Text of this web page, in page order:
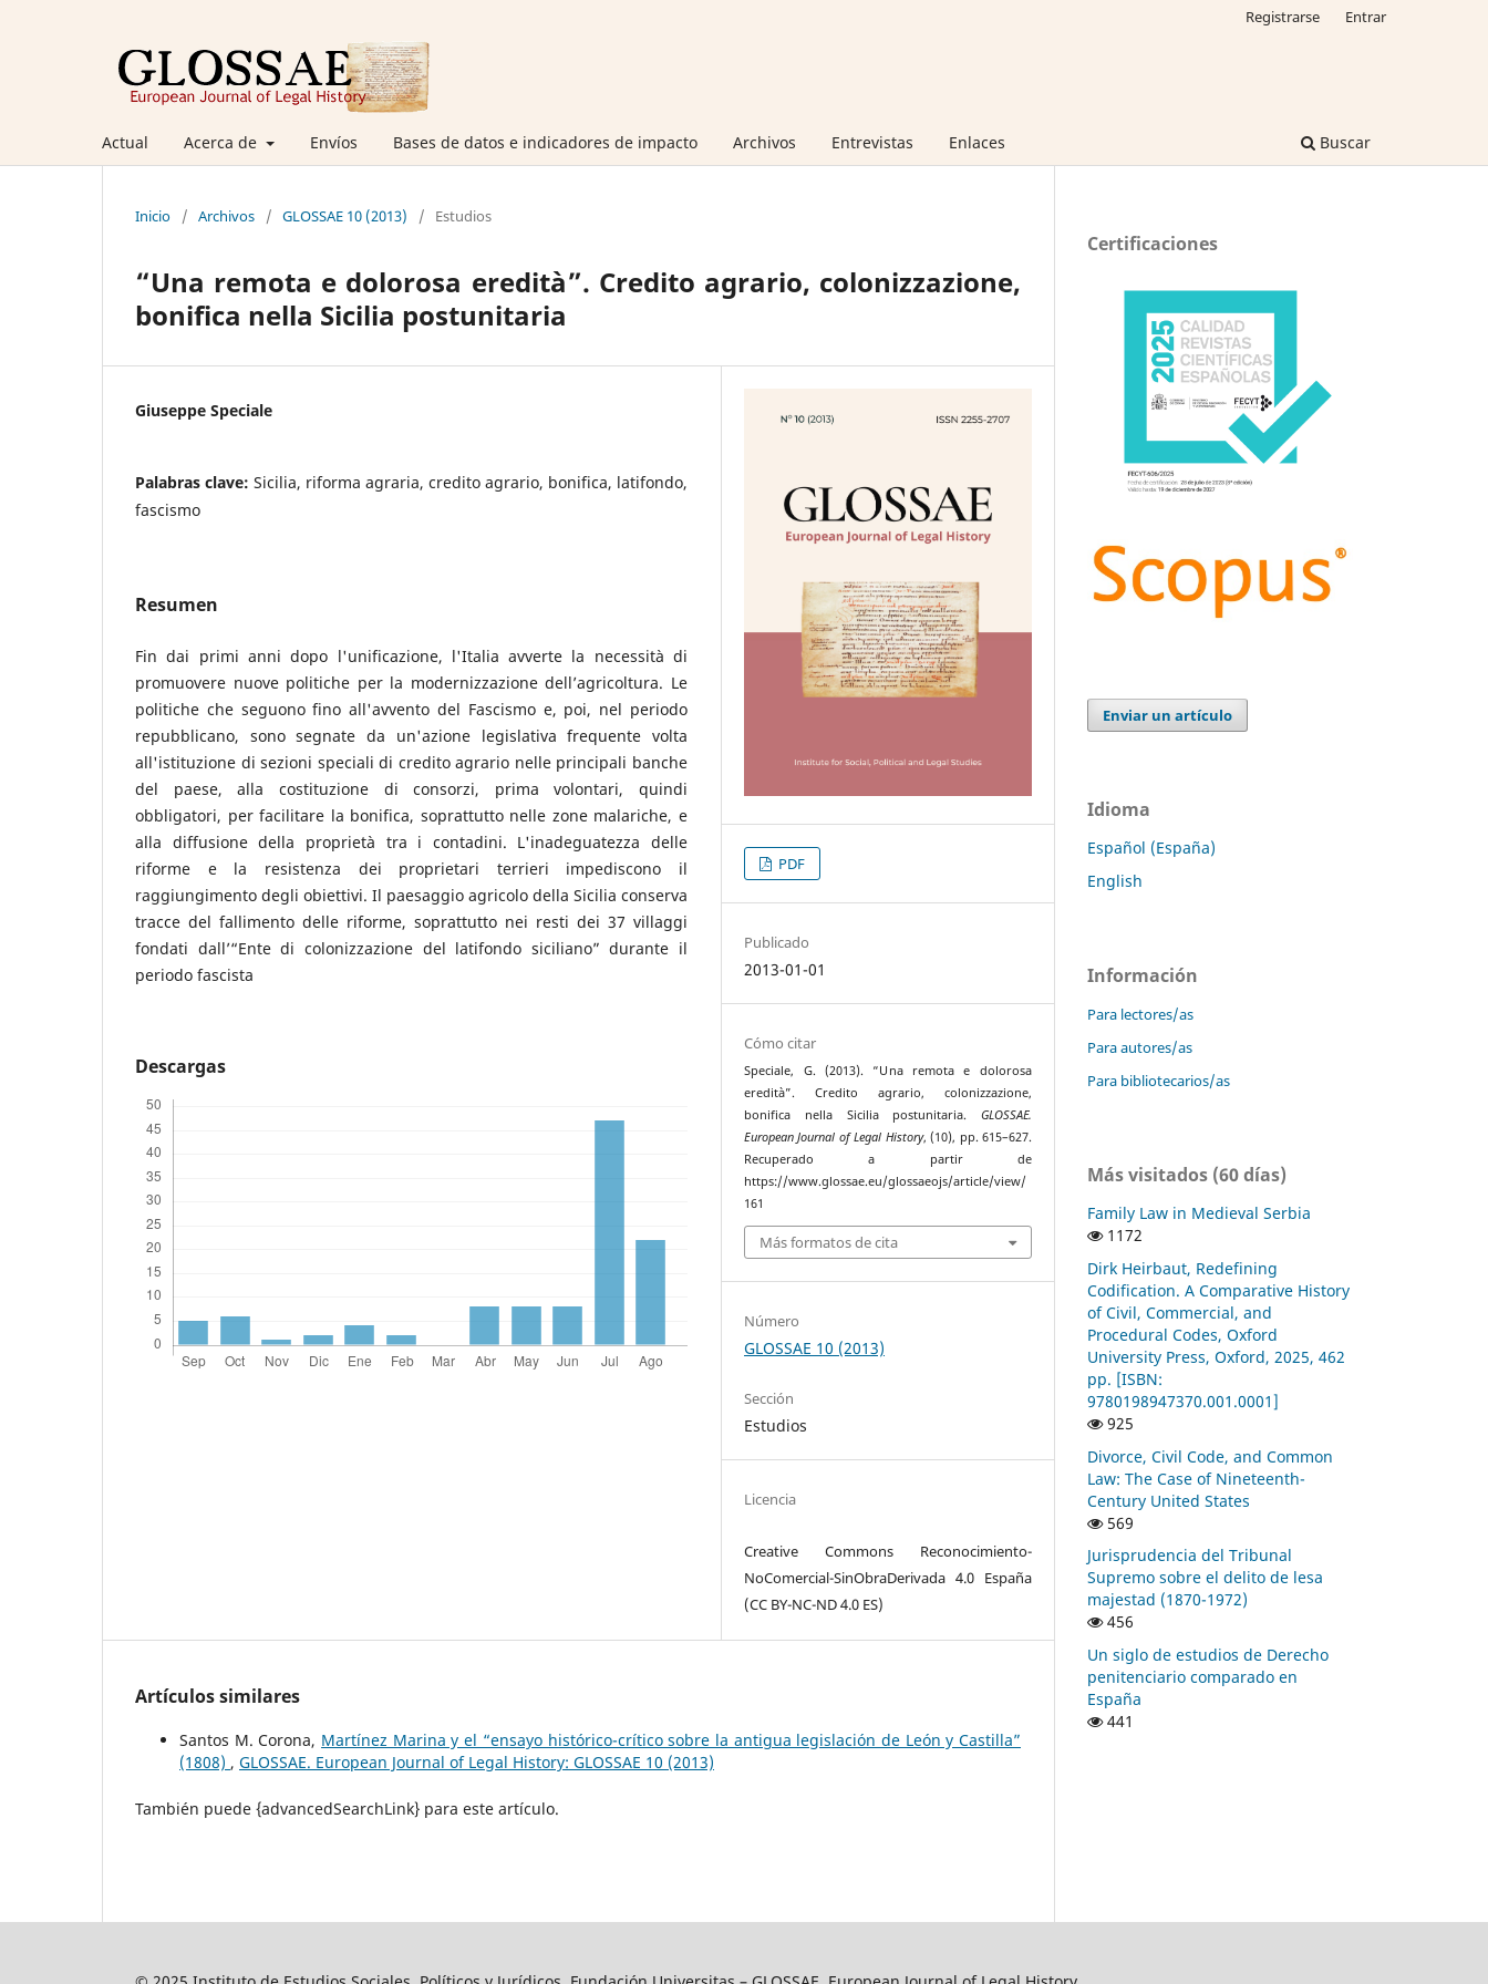
Actual Acerca de Envíos Bases de datos e indicadores de impacto Archivos Entrevistas Enlaces Buscar
Registrarse Entrar
Inicio / Archivos / GLOSSAE 10 (2013) / Estudios
“Una remota e dolorosa eredità”. Credito agrario, colonizzazione,
bonifica nella Sicilia postunitaria
Giuseppe Speciale
Palabras clave: Sicilia, riforma agraria, credito agrario, bonifica, latifondo,
fascismo
Resumen
Fin dai primi anni dopo l'unificazione, l'Italia avverte la necessità di
promuovere nuove politiche per la modernizzazione dell’agricoltura. Le
politiche che seguono fino all'avvento del Fascismo e, poi, nel periodo
repubblicano, sono segnate da un'azione legislativa frequente volta
all'istituzione di sezioni speciali di credito agrario nelle principali banche
del paese, alla costituzione di consorzi, prima volontari, quindi
obbligatori, per facilitare la bonifica, soprattutto nelle zone malariche, e
alla diffusione della proprietà tra i contadini. L'inadeguatezza delle
riforme e la resistenza dei proprietari terrieri impediscono il
raggiungimento degli obiettivi. Il paesaggio agricolo della Sicilia conserva
tracce del fallimento delle riforme, soprattutto nei resti dei 37 villaggi
fondati dall’“Ente di colonizzazione del latifondo siciliano” durante il
periodo fascista
Descargas
PDF
Publicado
2013-01-01
Cómo citar
Speciale, G. (2013). “Una remota e dolorosa
eredità”. Credito agrario, colonizzazione,
bonifica nella Sicilia postunitaria. GLOSSAE.
European Journal of Legal History, (10), pp. 615–627.
Recuperado a partir de
https://www.glossae.eu/glossaeojs/article/view/
161
Más formatos de cita
Número
GLOSSAE 10 (2013)
Sección
Estudios
Licencia
Creative Commons Reconocimiento-
NoComercial-SinObraDerivada 4.0 España
(CC BY-NC-ND 4.0 ES)
Artículos similares
Santos M. Corona, Martínez Marina y el “ensayo histórico-crítico sobre la antigua legislación de León y Castilla”
(1808) , GLOSSAE. European Journal of Legal History: GLOSSAE 10 (2013)
También puede {advancedSearchLink} para este artículo.
Certificaciones
Enviar un artículo
Idioma
Español (España)
English
Información
Para lectores/as
Para autores/as
Para bibliotecarios/as
Más visitados (60 días)
Family Law in Medieval Serbia
1172
Dirk Heirbaut, Redefining
Codification. A Comparative History
of Civil, Commercial, and
Procedural Codes, Oxford
University Press, Oxford, 2025, 462
pp. [ISBN:
9780198947370.001.0001]
925
Divorce, Civil Code, and Common
Law: The Case of Nineteenth-
Century United States
569
Jurisprudencia del Tribunal
Supremo sobre el delito de lesa
majestad (1870-1972)
456
Un siglo de estudios de Derecho
penitenciario comparado en
España
441